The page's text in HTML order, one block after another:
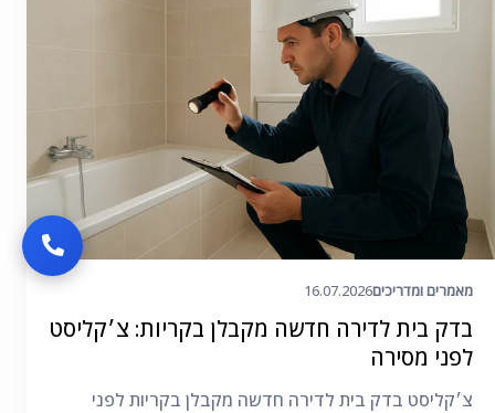
מאמרים ומדריכים16.07.2026
בדק בית לדירה חדשה מקבלן בקריות: צ׳קליסט
לפני מסירה
צ׳קליסט בדק בית לדירה חדשה מקבלן בקריות לפני